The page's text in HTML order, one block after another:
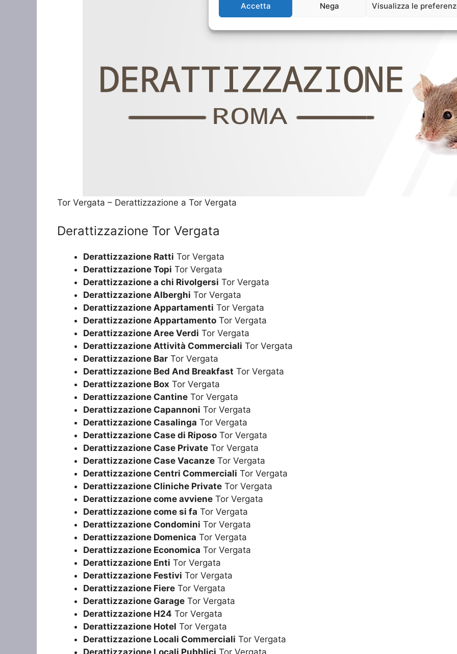
Accetta Nega Visualizza le
Tor Vergata – Derattizzazione a Tor Vergata
Derattizzazione Tor Vergata
Derattizzazione Ratti Tor Vergata
Derattizzazione Topi Tor Vergata
Derattizzazione a chi Rivolgersi Tor Vergata
Derattizzazione Alberghi Tor Vergata
Derattizzazione Appartamenti Tor Vergata
Derattizzazione Appartamento Tor Vergata
Derattizzazione Aree Verdi Tor Vergata
Derattizzazione Attività Commerciali Tor Vergata
Derattizzazione Bar Tor Vergata
Derattizzazione Bed And Breakfast Tor Vergata
Derattizzazione Box Tor Vergata
Derattizzazione Cantine Tor Vergata
Derattizzazione Capannoni Tor Vergata
Derattizzazione Casalinga Tor Vergata
Derattizzazione Case di Riposo Tor Vergata
Derattizzazione Case Private Tor Vergata
Derattizzazione Case Vacanze Tor Vergata
Derattizzazione Centri Commerciali Tor Vergata
Derattizzazione Cliniche Private Tor Vergata
Derattizzazione come avviene Tor Vergata
Derattizzazione come si fa Tor Vergata
Derattizzazione Condomini Tor Vergata
Derattizzazione Domenica Tor Vergata
Derattizzazione Economica Tor Vergata
Derattizzazione Enti Tor Vergata
Derattizzazione Festivi Tor Vergata
Derattizzazione Fiere Tor Vergata
Derattizzazione Garage Tor Vergata
Derattizzazione H24 Tor Vergata
Derattizzazione Hotel Tor Vergata
Derattizzazione Locali Commerciali Tor Vergata